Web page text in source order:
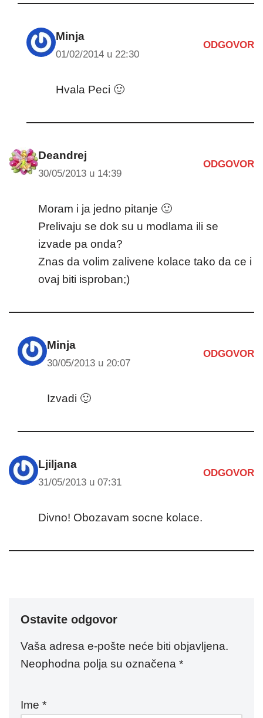
Minja
01/02/2014 u 22:30
ODGOVOR
Hvala Peci 🙂
Deandrej
30/05/2013 u 14:39
ODGOVOR
Moram i ja jedno pitanje 🙂
Prelivaju se dok su u modlama ili se
izvade pa onda?
Znas da volim zalivene kolace tako da ce i
ovaj biti isproban;)
Minja
30/05/2013 u 20:07
ODGOVOR
Izvadi 🙂
Ljiljana
31/05/2013 u 07:31
ODGOVOR
Divno! Obozavam socne kolace.
Ostavite odgovor
Vaša adresa e-pošte neće biti objavljena.
Neophodna polja su označena *
Ime *